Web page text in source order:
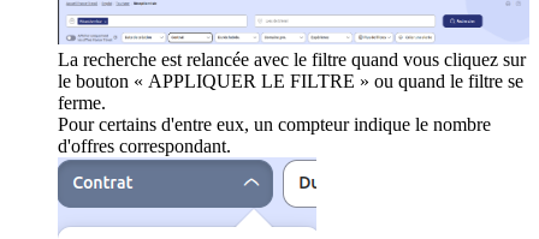
La recherche est relancée avec le filtre quand vous cliquez sur
le bouton « APPLIQUER LE FILTRE » ou quand le filtre se
ferme.
Pour certains d'entre eux, un compteur indique le nombre
d'offres correspondant.